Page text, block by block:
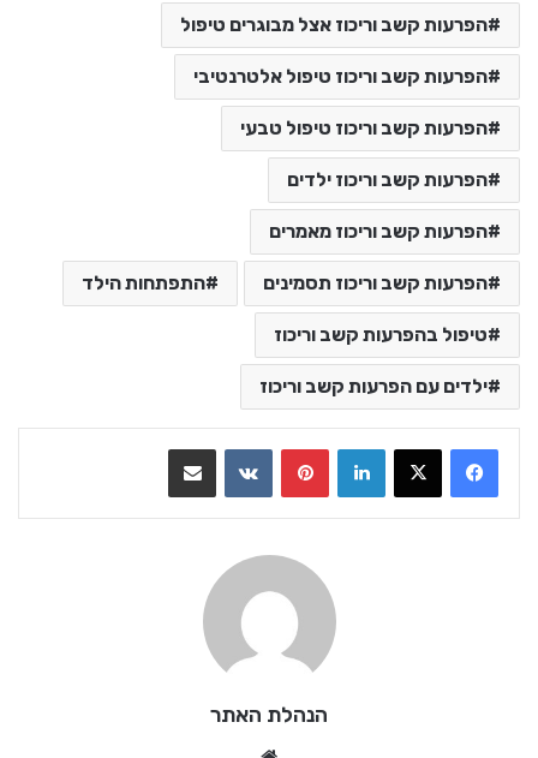
הפרעות קשב וריכוז אצל מבוגרים טיפול
הפרעות קשב וריכוז טיפול אלטרנטיבי
הפרעות קשב וריכוז טיפול טבעי
הפרעות קשב וריכוז ילדים
הפרעות קשב וריכוז מאמרים
הפרעות קשב וריכוז תסמינים התפתחות הילד
טיפול בהפרעות קשב וריכוז
ילדים עם הפרעות קשב וריכוז
LinkedIn
VKontakte
הנהלת האתר